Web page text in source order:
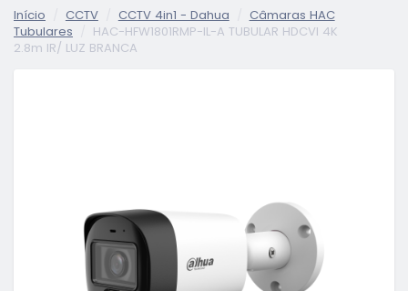
Início CCTV CCTV 4in1 - Dahua
Câmaras HAC
Tubulares
HAC-HFW1801RMP-IL-A TUBULAR HDCVI 4K
2.8m IR/ LUZ BRANCA